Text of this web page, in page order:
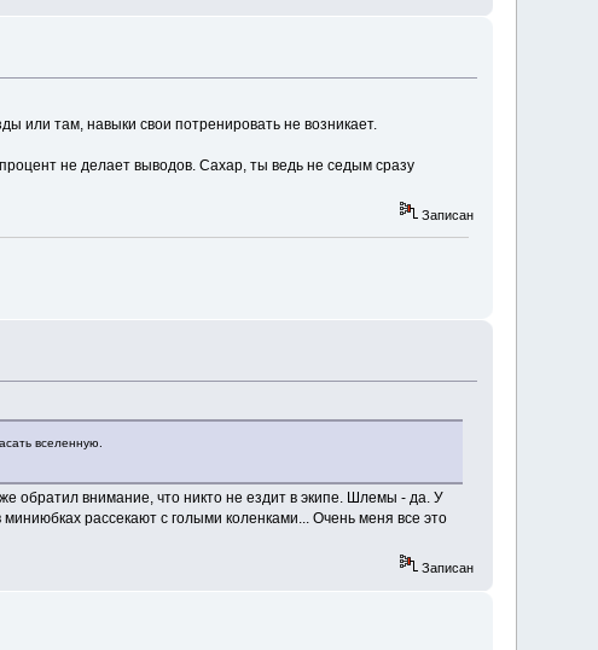
или там, навыки свои потренировать не возникает.
не делает выводов. Сахар, ты ведь не седым сразу
Записан
вселенную.
обратил внимание, что никто не ездит в экипе. Шлемы - да. У
рассекают с голыми коленками... Очень меня все это
Записан